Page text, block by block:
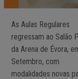
As Aulas Regulares
regressam ao Salão
da Arena de Évora,
Setembro, com
modalidades novas